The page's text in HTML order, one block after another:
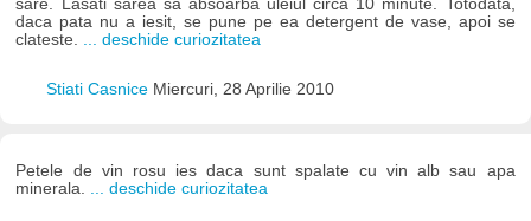
sare. Lasati sarea sa absoarba uleiul circa 10 minute. Totodata,
daca pata nu a iesit, se pune pe ea detergent de vase, apoi se
clateste.
... deschide curiozitatea
Stiati Casnice Miercuri, 28 Aprilie 2010
Petele de vin rosu ies daca sunt spalate cu vin alb sau apa
minerala. ... deschide curiozitatea